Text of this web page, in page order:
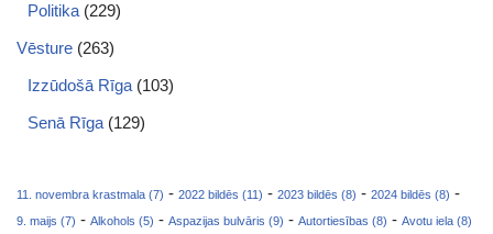
Politika (229)
Vēsture (263)
Izzūdošā Rīga (103)
Senā Rīga (129)
11. novembra krastmala (7) - 2022 bildēs (11) - 2023 bildēs (8) - 2024 bildēs (8) -
9. maijs (7) - Alkohols (5) - Aspazijas bulvāris (9) - Autortiesības (8) - Avotu iela (8)